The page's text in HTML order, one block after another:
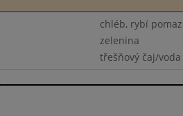
chléb, rybí
zelenina
třešňový čaj/voda